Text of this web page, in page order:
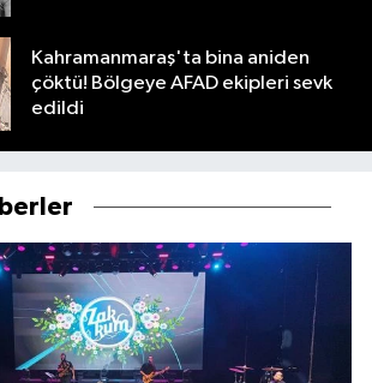
Kahramanmaraş'ta bina aniden
çöktü! Bölgeye AFAD ekipleri sevk
edildi